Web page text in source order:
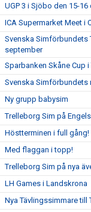
UGP 3 i Sjöbo den 15-
ICA Supermarket Meet i
Svenska Simförbundets
september
Sparbanken Skåne Cup
Svenska Simförbundets
Ny grupp babysim
Trelleborg Sim på
Höstterminen i full gång!
Med flaggan i topp!
Trelleborg Sim på nya
LH Games i Landskrona
Nya Tävlingssimmare till